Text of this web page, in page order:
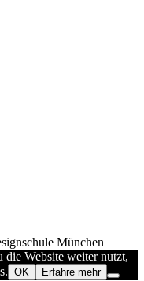
München
die Website weiter nutzt,
OK Erfahre mehr